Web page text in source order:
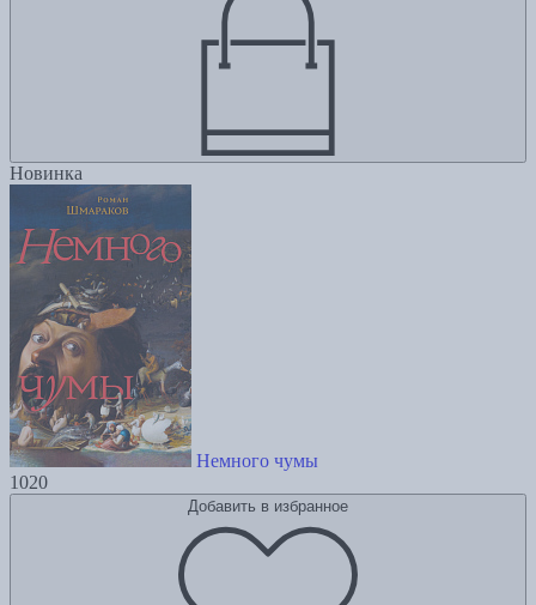
Новинка
Немного чумы
1020
Добавить в избранное